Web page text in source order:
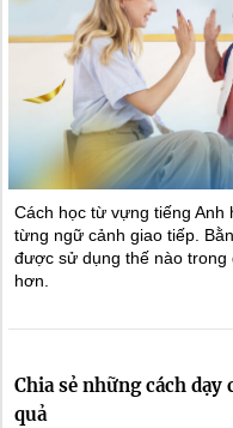
Cách học từ vựng tiếng Anh
từng ngữ cảnh giao tiếp.
được sử dụng thế nào trong
hơn.
Chia sẻ những cách
quả